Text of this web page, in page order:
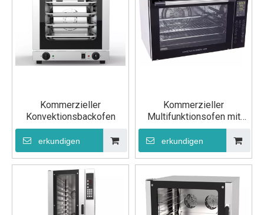
Kommerzieller
Konvektionsbackofen
erkundigen
Kommerzieller
Multifunktionsofen mit
LED-Bildschirm
erkundigen